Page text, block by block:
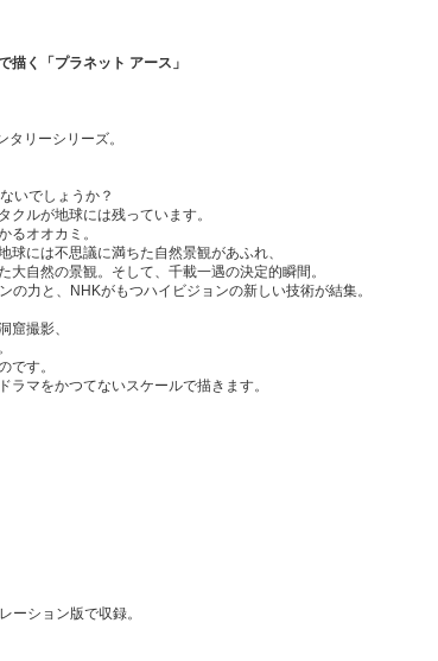
く「プラネット アース」
リーシリーズ。
いでしょうか？
ルが地球には残っています。
るオオカミ。
には不思議に満ちた自然景観があふれ、
自然の景観。そして、千載一遇の決定的瞬間。
力と、NHKがもつハイビジョンの新しい技術が結集。
窟撮影、
です。
マをかつてないスケールで描きます。
ーション版で収録。